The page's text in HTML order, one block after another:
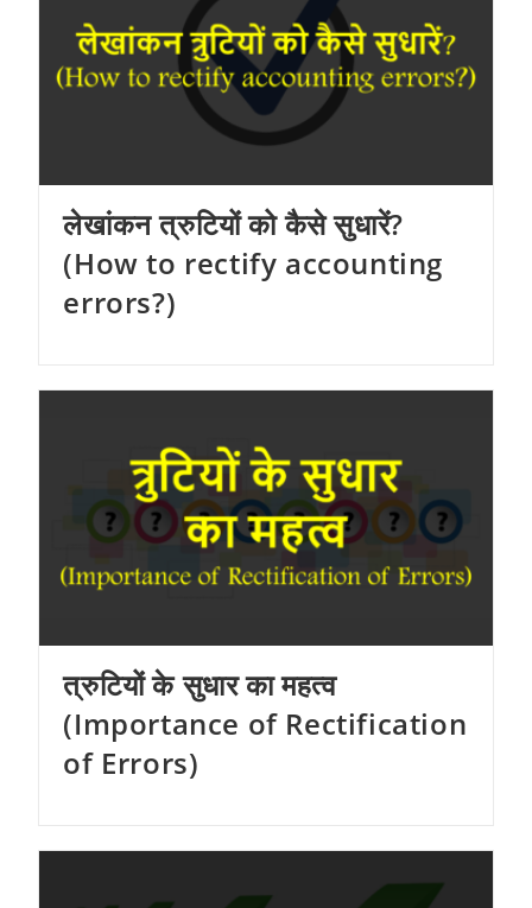
लेखांकन त्रुटियों को कैसे सुधारें?
(How to rectify accounting
errors?)
त्रुटियों के सुधार का महत्व
(Importance of Rectification
of Errors)